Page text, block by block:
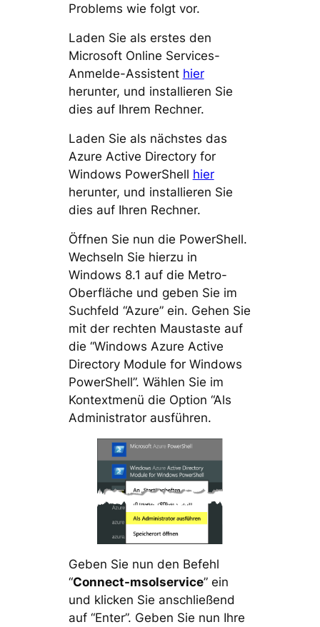
Problems wie folgt vor.
Laden Sie als erstes den
Microsoft Online Services-
Anmelde-Assistent hier
herunter, und installieren Sie
dies auf Ihrem Rechner.
Laden Sie als nächstes das
Azure Active Directory for
Windows PowerShell hier
herunter, und installieren Sie
dies auf Ihren Rechner.
Öffnen Sie nun die PowerShell.
Wechseln Sie hierzu in
Windows 8.1 auf die Metro-
Oberfläche und geben Sie im
Suchfeld “Azure” ein. Gehen Sie
mit der rechten Maustaste auf
die “Windows Azure Active
Directory Module for Windows
PowerShell”. Wählen Sie im
Kontextmenü die Option “Als
Administrator ausführen.
Geben Sie nun den Befehl
“Connect-msolservice” ein
und klicken Sie anschließend
auf “Enter”. Geben Sie nun Ihre